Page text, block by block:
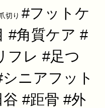
切り #フットケ
#角質ケア #
フレ #足つ
ニアフット
#距骨 #外